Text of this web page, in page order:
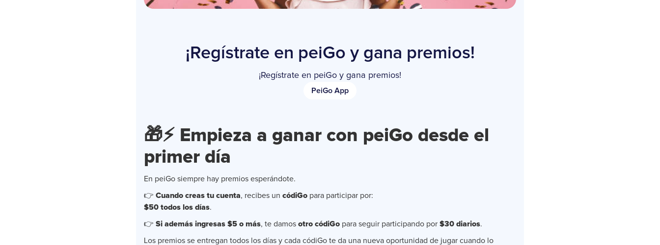
¡Regístrate en peiGo y gana premios!
¡Regístrate en peiGo y gana premios!
PeiGo App
🎁⚡ Empieza a ganar con peiGo desde el
primer día
En peiGo siempre hay premios esperándote.
👉 Cuando creas tu cuenta, recibes un códiGo para participar por:
$50 todos los días.
👉 Si además ingresas $5 o más, te damos otro códiGo para seguir participando por $30 diarios.
Los premios se entregan todos los días y cada códiGo te da una nueva oportunidad de jugar cuando lo